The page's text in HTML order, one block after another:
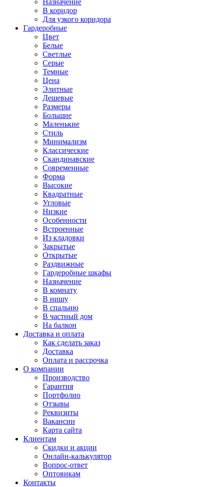
Назначение
В коридор
Для узкого коридора
Гардеробные
Цвет
Белые
Светлые
Серые
Темные
Цена
Элитные
Дешевые
Размеры
Большие
Маленькие
Стиль
Минимализм
Классические
Скандинавские
Современные
Форма
Высокие
Квадратные
Угловые
Низкие
Особенности
Встроенные
Из кладовки
Закрытые
Открытые
Раздвижные
Гардеробные шкафы
Назначение
В комнату
В нишу
В спальню
В частный дом
На балкон
Доставка и оплата
Как сделать заказ
Доставка
Оплата и рассрочка
О компании
Производство
Гарантия
Портфолио
Отзывы
Реквизиты
Вакансии
Карта сайта
Клиентам
Скидки и акции
Онлайн-калькулятор
Вопрос-ответ
Оптовикам
Контакты